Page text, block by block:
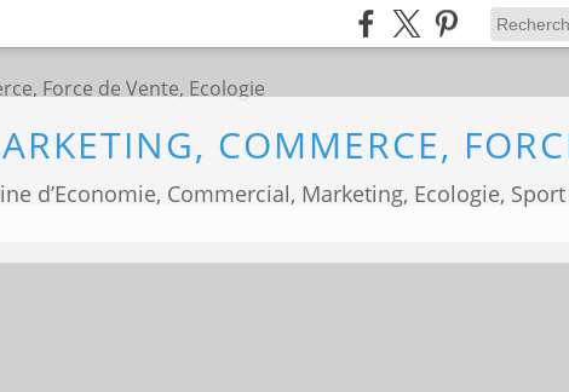
d’Economie, Commercial, Marketing, Ecologie,